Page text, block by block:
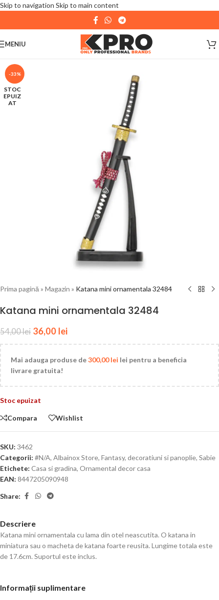
Skip to navigation Skip to main content
| 📦 Program livrari|In perioada11 August - 18
August,
magazinul KPRO este inchis. Comenziile
plasate pana in data de 10 August, la ora 15:00, vor fi
MENIU
-33%
STOC
EPUIZ
AT
Prima pagină » Magazin » Katana mini ornamentala 32484
Katana mini ornamentala 32484
54,00lei 36,00 lei
Mai adauga produse de300,00lei lei pentru a beneficia
livrare gratuita!
Stoc epuizat
Compara Wishlist
SKU: 3462
Categorii: #N/A, Albainox Store, Fantasy, decoratiuni si panoplie, Sabie
Etichete: Casa si gradina, Ornamental decor casa
EAN: 8447205090948
Share:
Descriere
Katana mini ornamentala cu lama din otel neascutita. O katana in
miniatura sau o macheta de katana foarte reusita. Lungime totala este
de 17.6cm. Suportul este inclus.
Informații suplimentare